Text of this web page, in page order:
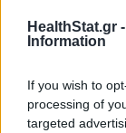
HealthStat.gr -
Information
If you wish to
processing of
targeted